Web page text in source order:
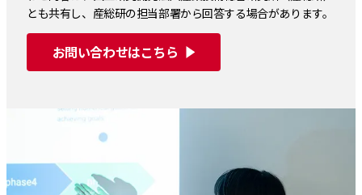
とも共有し、産総研の担当部署から回答する場合があります。
お問い合わせはこちら